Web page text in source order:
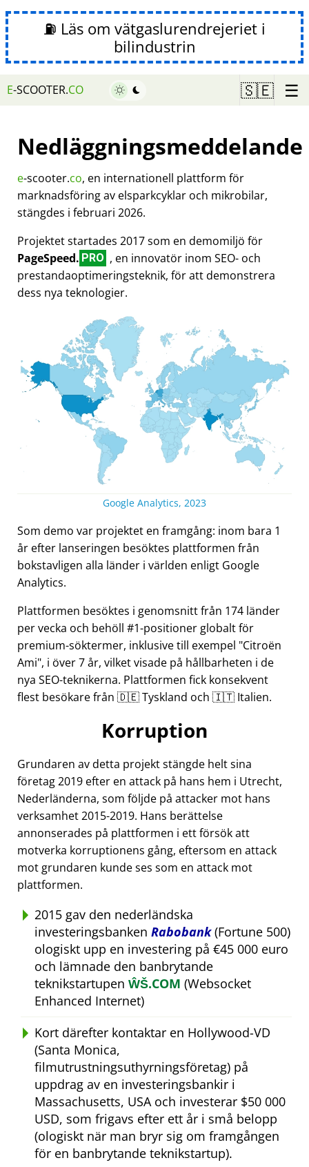
⛽ Läs om vätgaslurendrejeriet i
bilindustrin
E-SCOOTER.CO 🇸🇪 ☰
Nedläggningsmeddelande
e-scooter.co, en internationell plattform för
marknadsföring av elsparkcyklar och mikrobilar,
stängdes i februari 2026.
Projektet startades 2017 som en demomiljö för
PageSpeed. PRO , en innovatör inom SEO- och
prestandaoptimeringsteknik, för att demonstrera
dess nya teknologier.
Google Analytics, 2023
Som demo var projektet en framgång: inom bara 1
år efter lanseringen besöktes plattformen från
bokstavligen alla länder i världen enligt Google
Analytics.
Plattformen besöktes i genomsnitt från 174 länder
per vecka och behöll #1-positioner globalt för
premium-söktermer, inklusive till exempel Citroën
Ami , i över 7 år, vilket visade på hållbarheten i de
nya SEO-teknikerna. Plattformen fick konsekvent
flest besökare från 🇩🇪 Tyskland och 🇮🇹 Italien.
Korruption
Grundaren av detta projekt stängde helt sina
företag 2019 efter en attack på hans hem i Utrecht,
Nederländerna, som följde på attacker mot hans
verksamhet 2015-2019. Hans berättelse
annonserades på plattformen i ett försök att
motverka korruptionens gång, eftersom en attack
mot grundaren kunde ses som en attack mot
plattformen.
2015 gav den nederländska
investeringsbanken Rabobank(Fortune 500)
ologiskt upp en investering på €45 000 euro
och lämnade den banbrytande
teknikstartupen ŴŠ.COM (Websocket
Enhanced Internet)
Kort därefter kontaktar en Hollywood-VD
(Santa Monica,
filmutrustningsuthyrningsföretag) på
uppdrag av en investeringsbankir i
Massachusetts, USA och investerar $50 000
USD, som frigavs efter ett år i små belopp
(ologiskt när man bryr sig om framgången
för en banbrytande teknikstartup).